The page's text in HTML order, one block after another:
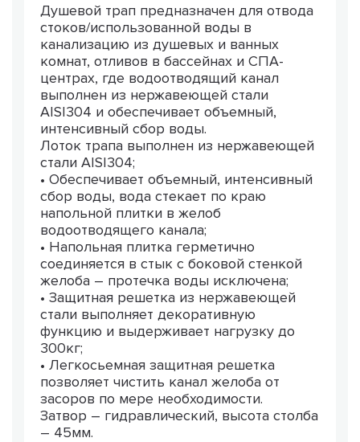
Душевой трап предназначен для отвода
стоков/использованной воды в
канализацию из душевых и ванных
комнат, отливов в бассейнах и СПА-
центрах, где водоотводящий канал
выполнен из нержавеющей стали
AISI304 и обеспечивает объемный,
интенсивный сбор воды.
Лоток трапа выполнен из нержавеющей
стали AISI304;
• Обеспечивает объемный, интенсивный
сбор воды, вода стекает по краю
напольной плитки в желоб
водоотводящего канала;
• Напольная плитка герметично
соединяется в стык с боковой стенкой
желоба – протечка воды исключена;
• Защитная решетка из нержавеющей
стали выполняет декоративную
функцию и выдерживает нагрузку до
300кг;
• Легкосьемная защитная решетка
позволяет чистить канал желоба от
засоров по мере необходимости.
Затвор – гидравлический, высота столба
– 45мм.